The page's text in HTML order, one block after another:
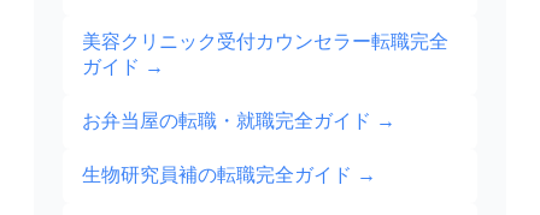
美容クリニック受付カウンセラー転職完全
ガイド →
お弁当屋の転職・就職完全ガイド →
生物研究員補の転職完全ガイド →